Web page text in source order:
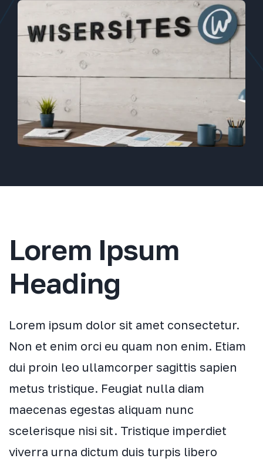
Lorem Ipsum
Heading
Lorem ipsum dolor sit amet consectetur.
Non et enim orci eu quam non enim. Etiam
dui proin leo ullamcorper sagittis sapien
metus tristique. Feugiat nulla diam
maecenas egestas aliquam nunc
scelerisque nisi sit. Tristique imperdiet
viverra urna dictum duis turpis libero